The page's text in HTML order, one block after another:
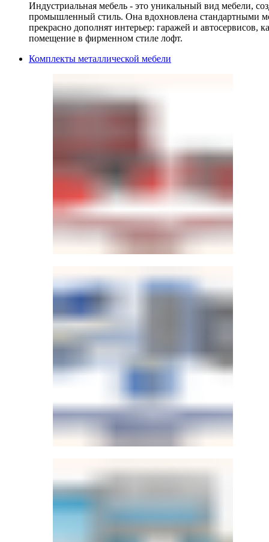
Индустриальная мебель - это уникальный вид мебели,
промышленный стиль. Она вдохновлена стандартными
прекрасно дополнят интерьер: гаражей и автосервисов,
помещение в фирменном стиле лофт.
Комплекты металлической мебели